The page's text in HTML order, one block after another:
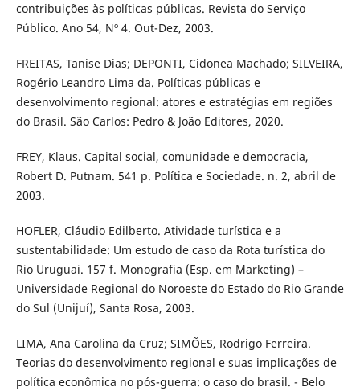
contribuições às políticas públicas. Revista do Serviço
Público. Ano 54, Nº 4. Out-Dez, 2003.
FREITAS, Tanise Dias; DEPONTI, Cidonea Machado; SILVEIRA,
Rogério Leandro Lima da. Políticas públicas e
desenvolvimento regional: atores e estratégias em regiões
do Brasil. São Carlos: Pedro & João Editores, 2020.
FREY, Klaus. Capital social, comunidade e democracia,
Robert D. Putnam. 541 p. Política e Sociedade. n. 2, abril de
2003.
HOFLER, Cláudio Edilberto. Atividade turística e a
sustentabilidade: Um estudo de caso da Rota turística do
Rio Uruguai. 157 f. Monografia (Esp. em Marketing) –
Universidade Regional do Noroeste do Estado do Rio Grande
do Sul (Unijuí), Santa Rosa, 2003.
LIMA, Ana Carolina da Cruz; SIMÕES, Rodrigo Ferreira.
Teorias do desenvolvimento regional e suas implicações de
política econômica no pós-guerra: o caso do brasil. - Belo